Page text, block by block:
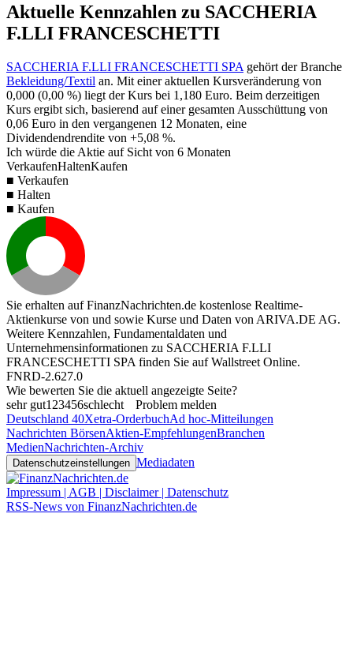
Aktuelle Kennzahlen zu SACCHERIA
F.LLI FRANCESCHETTI
SACCHERIA F.LLI FRANCESCHETTI SPA gehört der Branche
Bekleidung/Textil an. Mit einer aktuellen Kursveränderung von
0,000 (0,00 %) liegt der Kurs bei 1,180 Euro. Beim derzeitigen
Kurs ergibt sich, basierend auf einer gesamten Ausschüttung von
0,06 Euro in den vergangenen 12 Monaten, eine
Dividendendrendite von +5,08 %.
Ich würde die Aktie auf Sicht von 6 Monaten
VerkaufenHaltenKaufen
■ Verkaufen
■ Halten
■ Kaufen
Sie erhalten auf FinanzNachrichten.de kostenlose Realtime-
Aktienkurse von und sowie Kurse und Daten von ARIVA.DE AG.
Weitere Kennzahlen, Fundamentaldaten und
Unternehmensinformationen zu SACCHERIA F.LLI
FRANCESCHETTI SPA finden Sie aufWallstreet Online.
FNRD-2.627.0
Wie bewerten Sie die aktuell angezeigte Seite?
sehr gut1 23456schlecht
Problem melden
Deutschland 40Xetra-OrderbuchAd hoc-Mitteilungen
Nachrichten BörsenAktien-EmpfehlungenBranchen
MedienNachrichten-Archiv
Datenschutzeinstellungen Mediadaten
Impressum | AGB | Disclaimer | Datenschutz
RSS-News von FinanzNachrichten.de